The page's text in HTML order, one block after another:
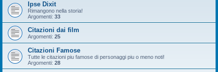
Ipse Dixit
Rimangono nella storia!
Argomenti: 33
Citazioni dai film
Argomenti: 25
Citazioni Famose
Tutte le citazioni piu famose di personaggi piu o meno noti!
Argomenti: 28